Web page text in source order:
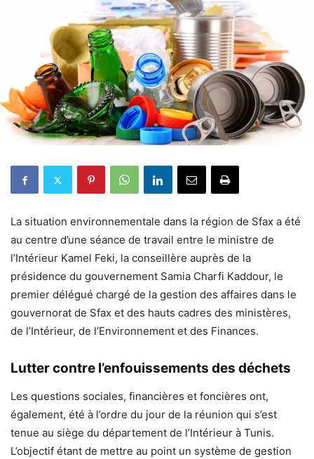
La situation environnementale dans la région de Sfax a été
au centre d’une séance de travail entre le ministre de
l’Intérieur Kamel Feki, la conseillère auprès de la
présidence du gouvernement Samia Charfi Kaddour, le
premier délégué chargé de la gestion des affaires dans le
gouvernorat de Sfax et des hauts cadres des ministères,
de l’Intérieur, de l’Environnement et des Finances.
Lutter contre l’enfouissements des déchets
Les questions sociales, financières et foncières ont,
également, été à l’ordre du jour de la réunion qui s’est
tenue au siège du département de l’Intérieur à Tunis.
L’objectif étant de mettre au point un système de gestion